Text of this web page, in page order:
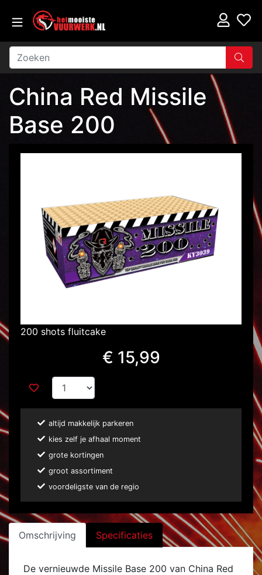
China Red Missile
Base 200
200 shots fluitcake
€ 15,99
altijd makkelijk parkeren
kies zelf je afhaal moment
grote kortingen
groot assortiment
voordeligste van de regio
Omschrijving Specificaties
De vernieuwde Missile Base 200 van China Red